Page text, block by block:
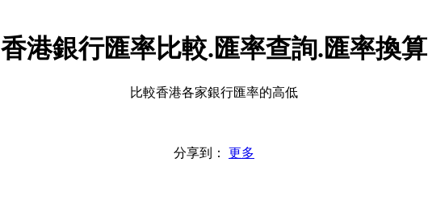
香港銀行匯率比較.匯率查詢.匯率換算
比較香港各家銀行匯率的高低
分享到： 更多